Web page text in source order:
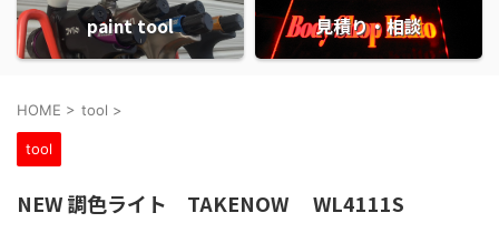
paint tool 見積り・相談
HOME > tool >
tool
NEW 調色ライト TAKENOW WL4111S